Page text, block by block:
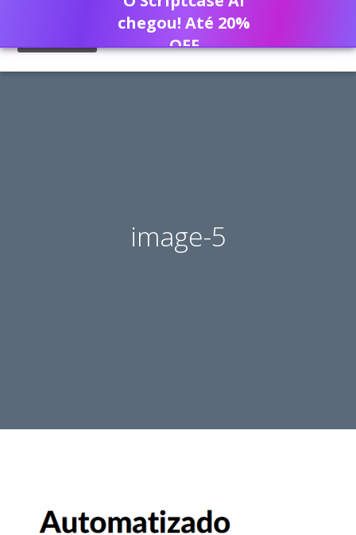
image-5
chegou! Até 20%
OFF